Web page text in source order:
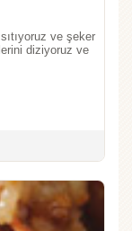
ve şeker
diziyoruz ve